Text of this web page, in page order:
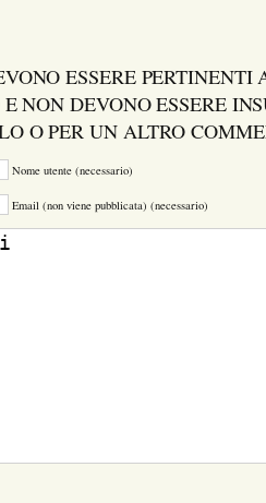
ESSERE PERTINENTI
NON DEVONO ESSERE
O PER UN ALTRO
Nome utente (necessario)
Email (non viene pubblicata) (necessario)